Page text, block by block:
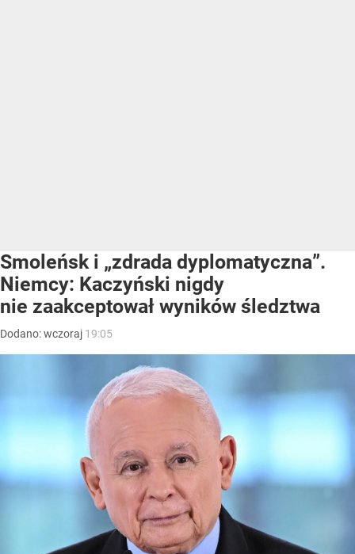
Smoleńsk i „zdrada dyplomatyczna”.
Niemcy: Kaczyński nigdy
nie zaakceptował wyników śledztwa
Dodano:wczoraj 19:05